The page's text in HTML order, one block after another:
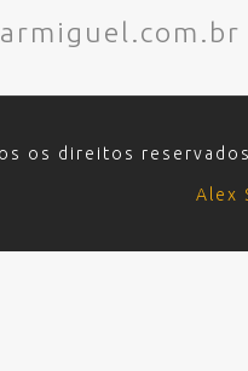
os direitos
Alex